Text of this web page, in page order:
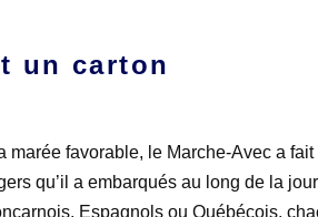
un carton
marée favorable, le Marche-Avec a fait
qu’il a embarqués au long de la
Espagnols ou Québécois,